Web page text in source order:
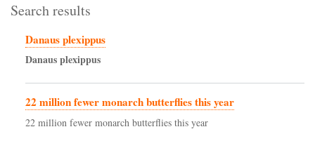
Search results
Danaus plexippus
Danausplexippus
22 million fewer monarch butterflies this year
22 million fewer monarch butterflies this year